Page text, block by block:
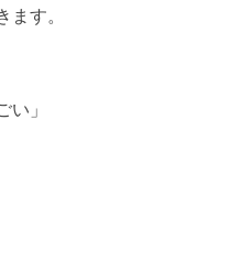
す。
い」